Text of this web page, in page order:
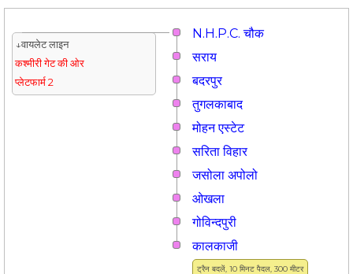
N.H.P.C. चौक
↓वायलेट लाइन
कश्मीरी गेट की ओर
प्लेटफार्म 2
सराय
बदरपुर
तुगलकाबाद
मोहन एस्टेट
सरिता विहार
जसोला अपोलो
ओखला
गोविन्दपुरी
ट्रैन बदलें, 10 मिनट पैदल, 300 मीटर
कालकाजी